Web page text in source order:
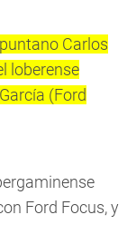
Carlos
loberense
(Ford
Ford Focus, y